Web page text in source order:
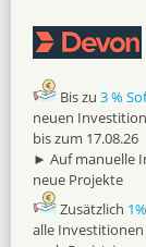
Bis zu 3 %
neuen
bis zum 17.08.26
► Auf manuelle
neue Projekte
Zusätzlich
alle Investitionen